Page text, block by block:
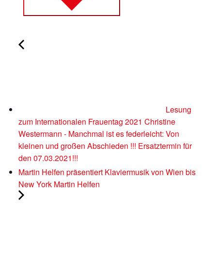
Lesung
zum Internationalen Frauentag 2021 Christine
Westermann - Manchmal ist es federleicht: Von
kleinen und großen Abschieden !!! Ersatztermin für
den 07.03.2021!!!
Martin Helfen präsentiert Klaviermusik von Wien bis
New York Martin Helfen